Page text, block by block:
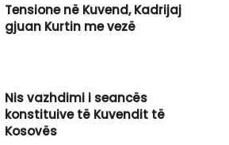
Tensione në Kuvend, Kadrijaj
gjuan Kurtin me vezë
Nis vazhdimi i seancës
konstituive të Kuvendit të
Kosovës